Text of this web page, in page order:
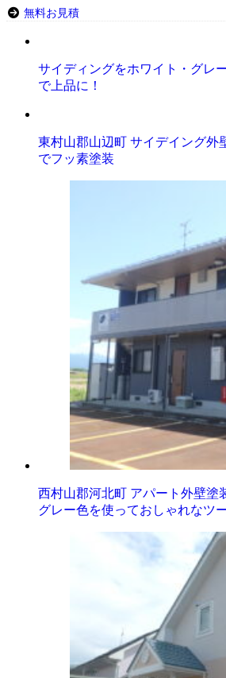
無料お見積
サイディングをホワイト・グレ
で上品に！
東村山郡山辺町 サイデイング
でフッ素塗装
西村山郡河北町 アパート外壁
グレー色を使っておしゃれなツ